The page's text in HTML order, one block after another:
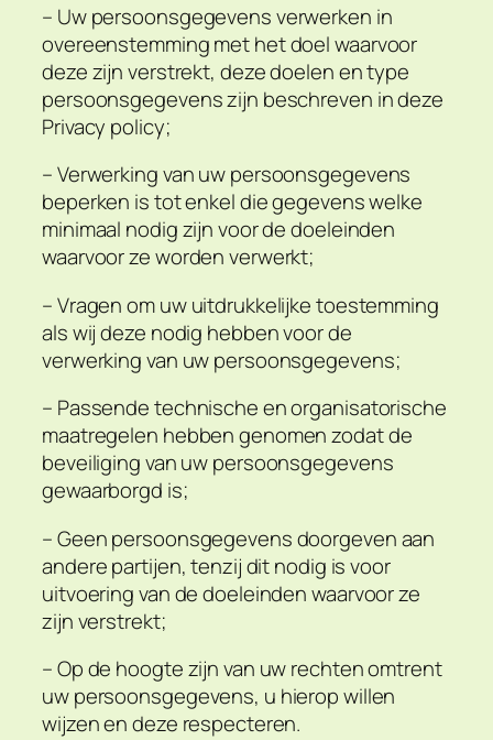
– Uw persoonsgegevens verwerken in
overeenstemming met het doel waarvoor
deze zijn verstrekt, deze doelen en type
persoonsgegevens zijn beschreven in deze
Privacy policy;
– Verwerking van uw persoonsgegevens
beperken is tot enkel die gegevens welke
minimaal nodig zijn voor de doeleinden
waarvoor ze worden verwerkt;
– Vragen om uw uitdrukkelijke toestemming
als wij deze nodig hebben voor de
verwerking van uw persoonsgegevens;
– Passende technische en organisatorische
maatregelen hebben genomen zodat de
beveiliging van uw persoonsgegevens
gewaarborgd is;
– Geen persoonsgegevens doorgeven aan
andere partijen, tenzij dit nodig is voor
uitvoering van de doeleinden waarvoor ze
zijn verstrekt;
– Op de hoogte zijn van uw rechten omtrent
uw persoonsgegevens, u hierop willen
wijzen en deze respecteren.